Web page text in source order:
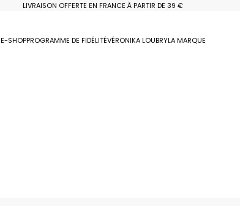
LIVRAISON OFFERTE EN FRANCE À PARTIR DE 39 €
E-SHOPPROGRAMME DE FIDÉLITÉVÉRONIKA LOUBRYLA MARQUE